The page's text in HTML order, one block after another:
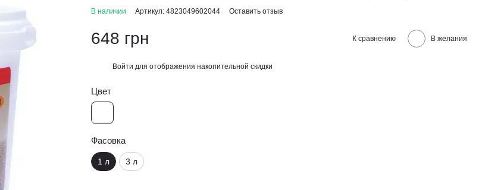
В наличии Артикул: 4823049602044 Оставить отзыв
648 грн К сравнению В желания
Войти для отображения накопительной скидки
Цвет
Фасовка
1 л 3 л